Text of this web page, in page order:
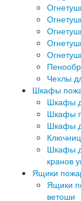
Чехлы
Шкафы
Шкафы
Шкафы
Шкафы
Шкафы
кранов
Ящики
Ящики
ветоши